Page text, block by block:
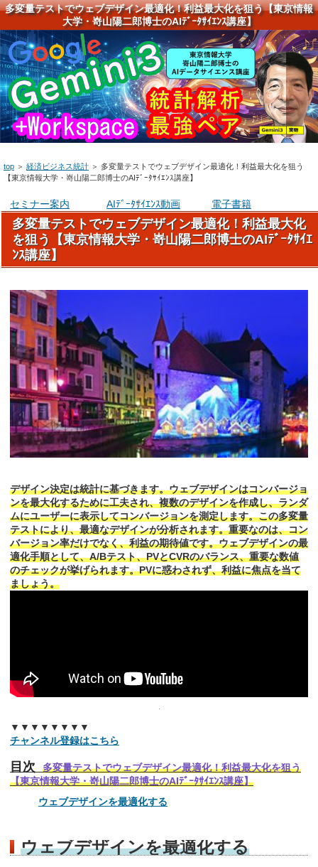
多変量テストでウェブデザイン最適化！利益最大化を狙う【東京情報
大学・嵜山陽二郎博士のAIﾃﾞｰﾀｻｲｴﾝｽ講座】
top ＞ 経済ビジネス統計 ＞ 多変量テストでウェブデザイン最適化！利益最大化を狙う
【東京情報大学・嵜山陽二郎博士のAIﾃﾞｰﾀｻｲｴﾝｽ講座】
セミナー案内 AIﾃﾞｰﾀｻｲｴﾝｽ動画 電子書籍
多変量テストでウェブデザイン最適化！利益最大化
を狙う【東京情報大学・嵜山陽二郎博士のAIﾃﾞｰﾀｻｲｴ
ﾝｽ講座】
デザイン決定は統計に基づきます。ウェブデザインはコンバージョ
ンを最大化するために工夫され、複数のデザインを作成し、ランダ
ムにユーザーに表示してコンバージョンを測定します。この多変量
テストにより、最適なデザインが分析されます。重要なのは、コン
バージョン率だけでなく、利益の期待値です。ウェブデザインの最
適化手順として、A/Bテスト、PVとCVRのバランス、重要な数値
のチェックが挙げられます。PVに惑わされず、利益に焦点を当て
ましょう。
▼▼▼▼▼▼▼▼
チャンネル登録はこちら
目次
多変量テストでウェブデザイン最適化！利益最大化を狙う
【東京情報大学・嵜山陽二郎博士のAIﾃﾞｰﾀｻｲｴﾝｽ講座】
ウェブデザインを最適化する
ウェブデザインを最適化する